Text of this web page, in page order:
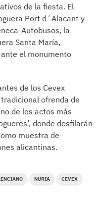
de la fiesta. El
Port d´Alacant y
Autobusos, la
Santa María,
el monumento
de los Cevex
ofrenda de
de los actos más
donde desfilarán
muestra de
alicantinas.
NURIA CEVEX